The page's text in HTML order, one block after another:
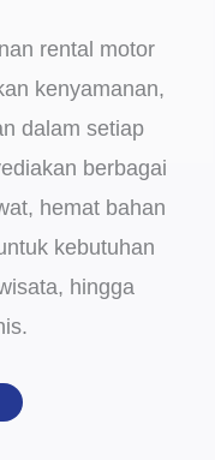
rental motor
kenyamanan,
dalam setiap
berbagai
hemat bahan
kebutuhan
hingga